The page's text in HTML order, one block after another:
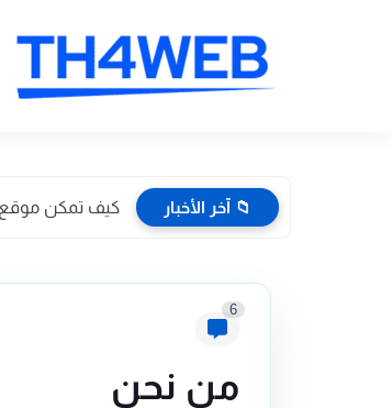
📁 آخر الأخبار كيف تمكن موقع
6
من نحن